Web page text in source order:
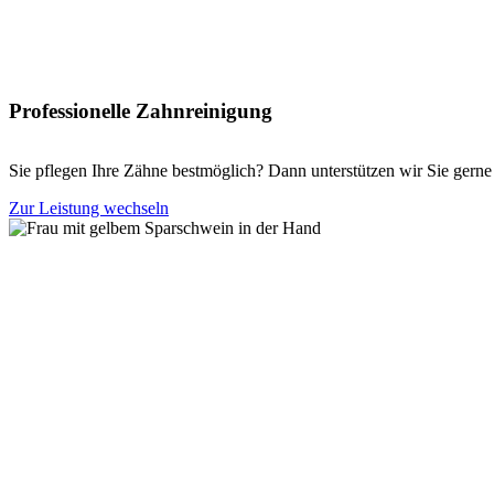
Professionelle Zahnreinigung
Sie pflegen Ihre Zähne bestmöglich? Dann unterstützen wir Sie
Zur Leistung wechseln